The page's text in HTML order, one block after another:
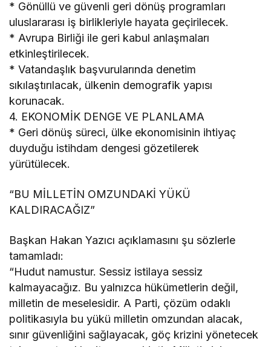
* Gönüllü ve güvenli geri dönüş programları
uluslararası iş birlikleriyle hayata geçirilecek.
* Avrupa Birliği ile geri kabul anlaşmaları
etkinleştirilecek.
* Vatandaşlık başvurularında denetim
sıkılaştırılacak, ülkenin demografik yapısı
korunacak.
4. EKONOMİK DENGE VE PLANLAMA
* Geri dönüş süreci, ülke ekonomisinin ihtiyaç
duyduğu istihdam dengesi gözetilerek
yürütülecek.
“BU MİLLETİN OMZUNDAKİ YÜKÜ
KALDIRACAĞIZ”
Başkan Hakan Yazıcı açıklamasını şu sözlerle
tamamladı:
“Hudut namustur. Sessiz istilaya sessiz
kalmayacağız. Bu yalnızca hükümetlerin değil,
milletin de meselesidir. A Parti, çözüm odaklı
politikasıyla bu yükü milletin omzundan alacak,
sınır güvenliğini sağlayacak, göç krizini yönetecek